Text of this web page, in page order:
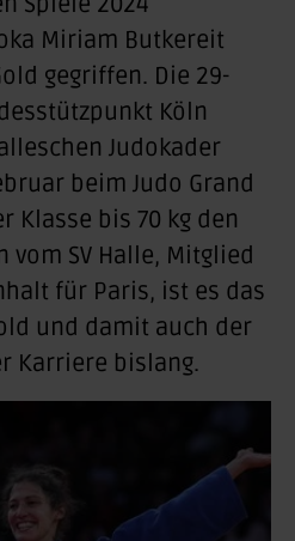
Miriam Butkereit
gegriffen. Die 29-
Köln
Judokader
beim Judo Grand
Klasse bis 70 kg den
vom SV Halle, Mitglied
für Paris, ist es das
und damit auch der
Karriere bislang.